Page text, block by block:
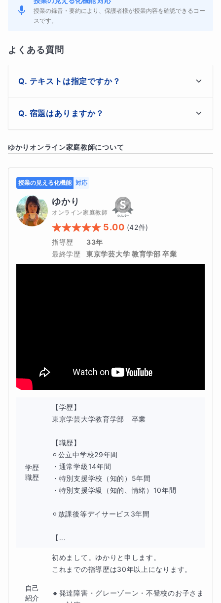
・学校の授業が分かりにくいと感じている
理の仕方が分からないことが、国語の苦手につながってい
本コースでは、その部分を一緒に整理しながら学習を進め
🌼発達特性に配慮した授業🌼
本コースでは、お子さんの特性に合わせた学習方法を大切
にしています。
授業では次のような工夫をしています。
５．お子さんの理解のペースに合わせて進めます
６．集中が続きやすい形で授業を進めます
のかを一緒に見つけながら
🌼学習内容について🌼
学習内容は、お子さんの理解度や学校の状況に合わせて調
・説明文・論説文の読み取り
・問題文の読み方の整理
授業の録音・要約により、保護者様が授業内容を確認できるコー
スです。
よくある質問
テキストは指定ですか？
いいえ、指定ではありません。
相談の上、決めてまいります。
宿題はありますか？
ゆかりオンライン家庭教師について
授業の見える化機能 対応
ゆかり
オンライン家庭教師
5.00 (42件)
指導歴
33年
最終学歴
東京学芸大学 教育学部 卒業
学歴
職歴
【学歴】
東京学芸大学教育学部　卒業
【職歴】
⚪︎公立中学校29年間
・通常学級14年間
・特別支援学校（知的）5年間
・特別支援学級（知的、情緒）10年間
⚪︎放課後等デイサービス3年間
【...
自己
紹介
初めまして。ゆかりと申します。
これまでの指導歴は30年以上になります。
🔸発達障害・グレーゾーン・不登校のお子さま